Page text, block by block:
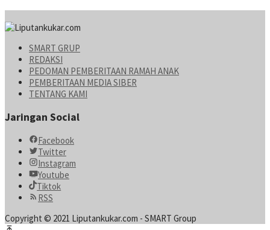
SMART GRUP
REDAKSI
PEDOMAN PEMBERITAAN RAMAH ANAK
PEMBERITAAN MEDIA SIBER
TENTANG KAMI
Jaringan Social
Facebook
Twitter
Instagram
Youtube
Tiktok
RSS
Copyright © 2021 Liputankukar.com - SMART Group